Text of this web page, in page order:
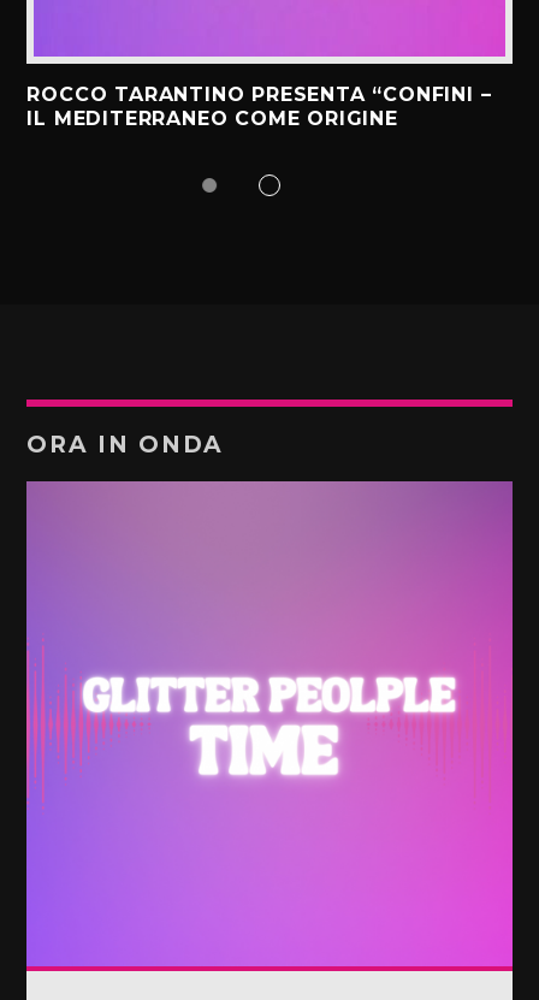
ROCCO TARANTINO PRESENTA “CONFINI –
IL MEDITERRANEO COME ORIGINE
ORA IN ONDA